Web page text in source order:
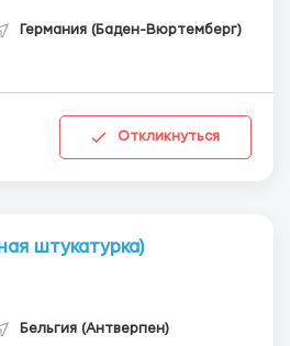
Германия (Баден-Вюртемберг)
Откликнуться
штукатурка)
Бельгия (Антверпен)